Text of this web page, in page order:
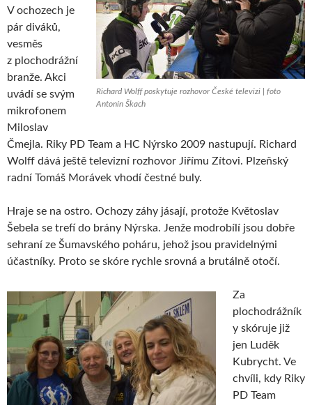
Richard Wolff poskytuje rozhovor České televizi | foto
Antonín Škach
V ochozech je
pár diváků,
vesměs
z plochodrážní
branže. Akci
uvádí se svým
mikrofonem
Miloslav
Čmejla. Riky PD Team a HC Nýrsko 2009 nastupují. Richard
Wolff dává ještě televizní rozhovor Jiřímu Zítovi. Plzeňský
radní Tomáš Morávek vhodí čestné buly.
Hraje se na ostro. Ochozy záhy jásají, protože Květoslav
Šebela se trefí do brány Nýrska. Jenže modrobílí jsou dobře
sehraní ze Šumavského poháru, jehož jsou pravidelnými
účastníky. Proto se skóre rychle srovná a brutálně otočí.
Za
plochodrážník
y skóruje již
jen Luděk
Kubrycht. Ve
chvíli, kdy Riky
PD Team